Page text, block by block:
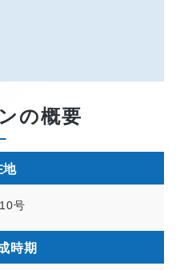
の概要
地
号
時期